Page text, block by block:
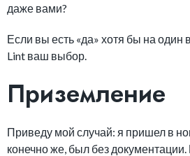
даже вами?
Если вы есть «да» хотя бы на один
Lint ваш выбор.
Приземление
Приведу мой случай: я пришел в
конечно же, был без